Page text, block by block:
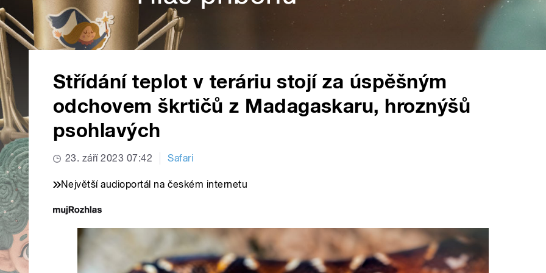
Střídání teplot v teráriu stojí za úspěšným
odchovem škrtičů z Madagaskaru, hroznýšů
psohlavých
23. září 2023 07:42 Safari
Největší audioportál na českém internetu